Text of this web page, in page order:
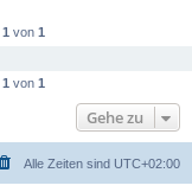
1 von 1
1 von 1
Gehe zu
Alle Zeiten sind UTC+02:00